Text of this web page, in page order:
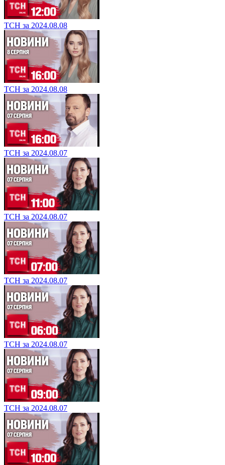
ТСН за 2024.08.08
ТСН за 2024.08.08
ТСН за 2024.08.07
ТСН за 2024.08.07
ТСН за 2024.08.07
ТСН за 2024.08.07
ТСН за 2024.08.07